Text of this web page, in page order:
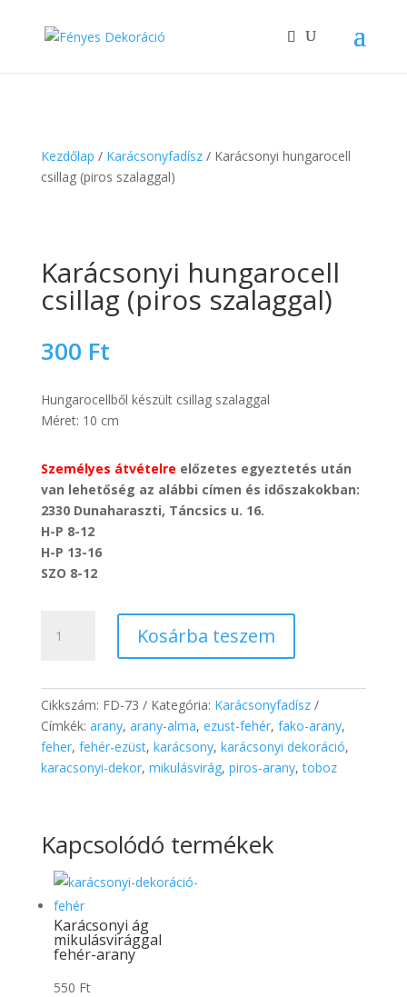
Kezdőlap / Karácsonyfadísz/ Karácsonyi hungarocell
csillag (piros szalaggal)
Karácsonyi hungarocell
csillag (piros szalaggal)
300 Ft
Hungarocellből készült csillag szalaggal
Méret: 10 cm
Személyes átvételre előzetes egyeztetés után
van lehetőség az alábbi címen és időszakokban:
2330 Dunaharaszti, Táncsics u. 16.
H-P 8-12
H-P 13-16
SZO 8-12
hungarocell
szalaggal)
mennyiség
Kosárba teszem
Cikkszám: FD-73 Kategória: Karácsonyfadísz
Címkék: arany, arany-alma, ezust-fehér, fako-arany,
feher, fehér-ezüst, karácsony, karácsonyi dekoráció,
karacsonyi-dekor, mikulásvirág, piros-arany,toboz
Kapcsolódó termékek
Karácsonyi ág
mikulásvirággal
fehér-arany
550 Ft